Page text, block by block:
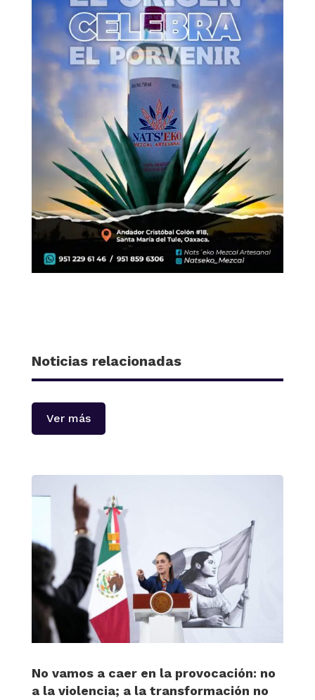
Noticias relacionadas
Ver más
No vamos a caer en la provocación: no
a la violencia; a la transformación no